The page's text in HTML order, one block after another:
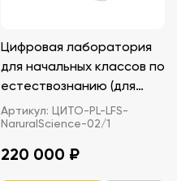
Цифровая лаборатория
для начальных классов по
естествознанию (для
ученика)
Артикул: ЦИТО-PL-LFS-
NaruralScience-02/1
220 000 ₽